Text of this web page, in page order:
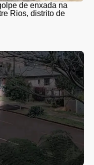
de enxada na
Rios, distrito de